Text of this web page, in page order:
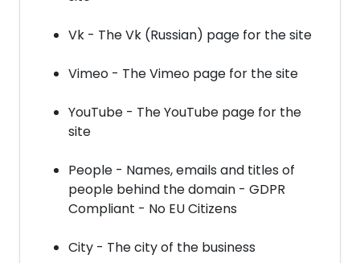
Vk - The Vk (Russian) page for the site
Vimeo - The Vimeo page for the site
YouTube - The YouTube page for the
site
People - Names, emails and titles of
people behind the domain - GDPR
Compliant - No EU Citizens
City - The city of the business